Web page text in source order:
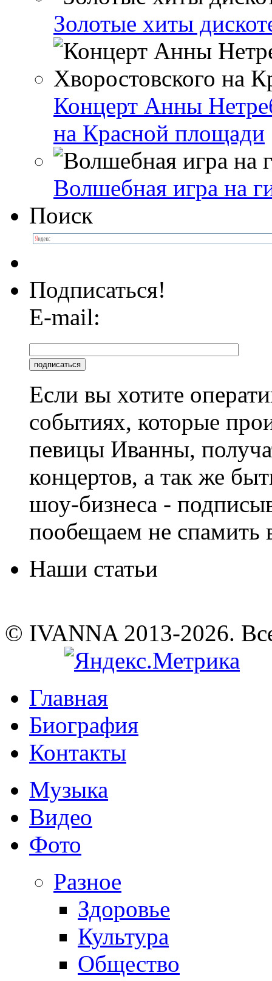
Золотые хиты
Концерт Анны
на Красной площади
Волшебная игра на
Поиск
Подписаться!
E-mail:
Если вы хотите
событиях, которые
певицы Иванны,
концертов, а так же
шоу-бизнеса -
пообещаем не спамить
Наши статьи
© IVANNA 2013-2026.
Главная
Биография
Контакты
Музыка
Видео
Фото
Разное
Здоровье
Культура
Общество